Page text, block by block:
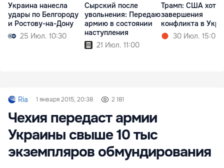
Украина нанесла
удары по Белгороду
и Ростову-на-Дону
25 Июл. 10:30
Сырский после
увольнения: Передаю
армию в состоянии
наступления
21 Июл. 11:00
Трамп: США хотят
завершения
конфликта в
30 Июл. 15:08
Ria 1 января 2015, 20:38 2 181
Чехия передаст армии
Украины свыше 10 тыс
экземпляров обмундирования